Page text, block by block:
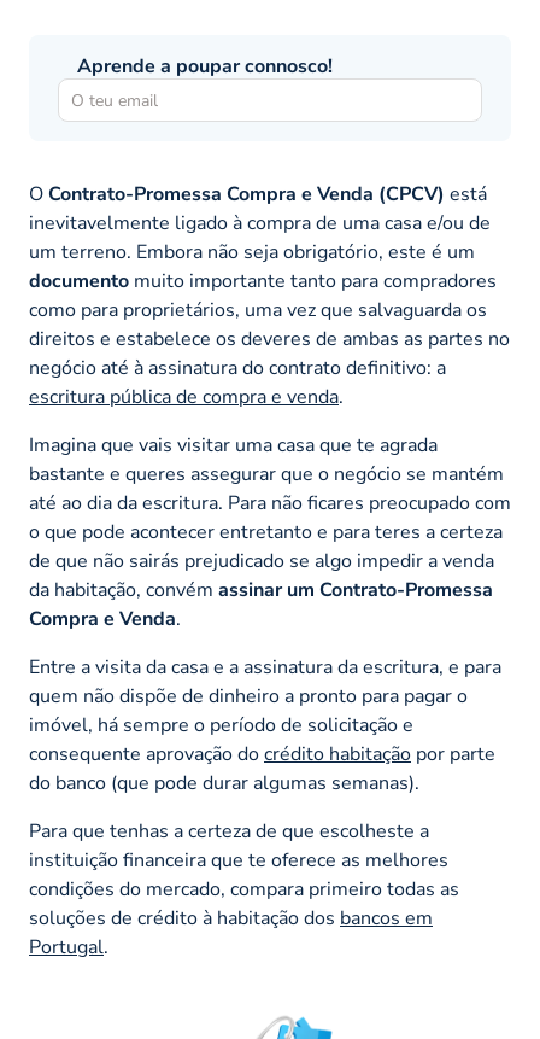
Aprende a poupar connosco!
OContrato-Promessa Compra e Venda (CPCV) está
inevitavelmente ligado à compra de uma casa e/ou de
um terreno. Embora não seja obrigatório, este é um
documento muito importante tanto para compradores
como para proprietários, uma vez que salvaguarda os
direitos e estabelece os deveres de ambas as partes no
negócio até à assinatura do contrato definitivo: a
escritura pública de compra e venda.
Imagina que vais visitar uma casa que te agrada
bastante e queres assegurar que o negócio se mantém
até ao dia da escritura. Para não ficares preocupado com
o que pode acontecer entretanto e para teres a certeza
de que não sairás prejudicado se algo impedir a venda
da habitação, convém assinar um Contrato-Promessa
Compra e Venda.
Entre a visita da casa e a assinatura da escritura, e para
quem não dispõe de dinheiro a pronto para pagar o
imóvel, há sempre o período de solicitação e
consequente aprovação docrédito habitação por parte
do banco (que pode durar algumas semanas).
Para que tenhas a certeza de que escolheste a
instituição financeira que te oferece as melhores
condições do mercado, compara primeiro todas as
soluções de crédito à habitação dos bancos em
Portugal.